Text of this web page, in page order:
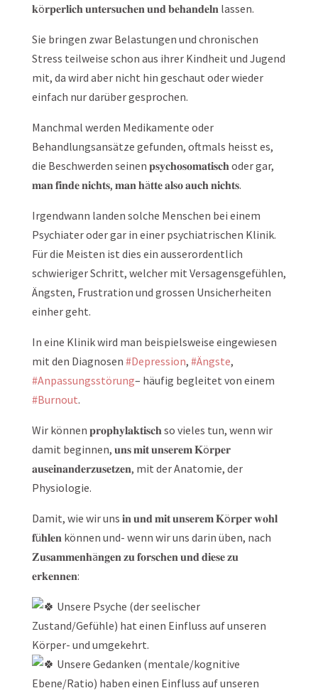
𝐤ö𝐫𝐩𝐞𝐫𝐥𝐢𝐜𝐡 𝐮𝐧𝐭𝐞𝐫𝐬𝐮𝐜𝐡𝐞𝐧 𝐮𝐧𝐝 𝐛𝐞𝐡𝐚𝐧𝐝𝐞𝐥𝐧 lassen.
Sie bringen zwar Belastungen und chronischen
Stress teilweise schon aus ihrer Kindheit und Jugend
mit, da wird aber nicht hin geschaut oder wieder
einfach nur darüber gesprochen.
Manchmal werden Medikamente oder
Behandlungsansätze gefunden, oftmals heisst es,
die Beschwerden seinen 𝐩𝐬𝐲𝐜𝐡𝐨𝐬𝐨𝐦𝐚𝐭𝐢𝐬𝐜𝐡 oder gar,
𝐦𝐚𝐧 𝐟𝐢𝐧𝐝𝐞 𝐧𝐢𝐜𝐡𝐭𝐬, 𝐦𝐚𝐧 𝐡ä𝐭𝐭𝐞 𝐚𝐥𝐬𝐨 𝐚𝐮𝐜𝐡 𝐧𝐢𝐜𝐡𝐭𝐬.
Irgendwann landen solche Menschen bei einem
Psychiater oder gar in einer psychiatrischen Klinik.
Für die Meisten ist dies ein ausserordentlich
schwieriger Schritt, welcher mit Versagensgefühlen,
Ängsten, Frustration und grossen Unsicherheiten
einher geht.
In eine Klinik wird man beispielsweise eingewiesen
mit den Diagnosen #Depression, #Ängste,
#Anpassungsstörung– häufig begleitet von einem
#Burnout.
Wir können 𝐩𝐫𝐨𝐩𝐡𝐲𝐥𝐚𝐤𝐭𝐢𝐬𝐜𝐡 so vieles tun, wenn wir
damit beginnen, 𝐮𝐧𝐬 𝐦𝐢𝐭 𝐮𝐧𝐬𝐞𝐫𝐞𝐦 𝐊ö𝐫𝐩𝐞𝐫
𝐚𝐮𝐬𝐞𝐢𝐧𝐚𝐧𝐝𝐞𝐫𝐳𝐮𝐬𝐞𝐭𝐳𝐞𝐧, mit der Anatomie, der
Physiologie.
Damit, wie wir uns 𝐢𝐧 𝐮𝐧𝐝 𝐦𝐢𝐭 𝐮𝐧𝐬𝐞𝐫𝐞𝐦 𝐊ö𝐫𝐩𝐞𝐫 𝐰𝐨𝐡𝐥
𝐟ü𝐡𝐥𝐞𝐧 können und- wenn wir uns darin üben, nach
𝐙𝐮𝐬𝐚𝐦𝐦𝐞𝐧𝐡ä𝐧𝐠𝐞𝐧 𝐳𝐮 𝐟𝐨𝐫𝐬𝐜𝐡𝐞𝐧 𝐮𝐧𝐝 𝐝𝐢𝐞𝐬𝐞 𝐳𝐮
𝐞𝐫𝐤𝐞𝐧𝐧𝐞𝐧:
Unsere Psyche (der seelischer
Zustand/Gefühle) hat einen Einfluss auf unseren
Körper- und umgekehrt.
Unsere Gedanken (mentale/kognitive
Ebene/Ratio) haben einen Einfluss auf unseren